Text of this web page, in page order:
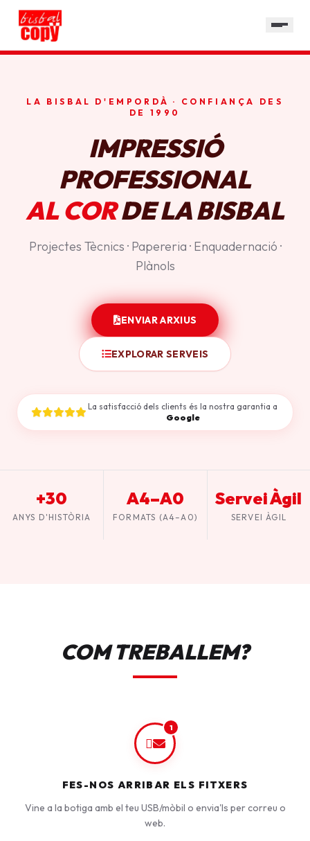
HORARI
LA BISBAL D'EMPORDÀ · CONFIANÇA DES
DE 1990
IMPRESSIÓ
PROFESSIONAL
AL CORDE LA BISBAL
Projectes Tècnics · Papereria · Enquadernació ·
Plànols
ENVIAR ARXIUS
EXPLORAR SERVEIS
La satisfacció dels clients és la nostra garantia a
Google
+30
ANYS D'HISTÒRIA
A4–A0
FORMATS (A4–A0)
Servei Àgil
SERVEI ÀGIL
COM TREBALLEM?
1
FES-NOS ARRIBAR ELS FITXERS
Vine a la botiga amb el teu USB/mòbil o envia'ls per correu o
web.